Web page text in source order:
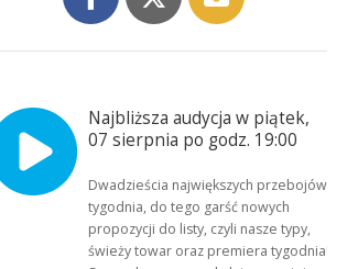
Najbliższa audycja w piątek,
07 sierpnia po godz. 19:00
Dwadzieścia największych przebojów
tygodnia, do tego garść nowych
propozycji do listy, czyli nasze typy,
świeży towar oraz premiera tygodnia!